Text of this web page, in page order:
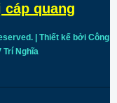
cáp quang
| Thiết kế bởi Công
Trí Nghĩa